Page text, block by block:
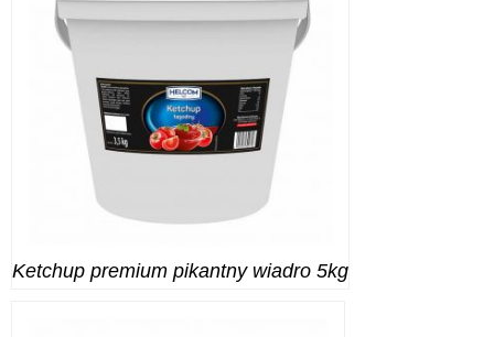
Ketchup premium pikantny wiadro 5kg